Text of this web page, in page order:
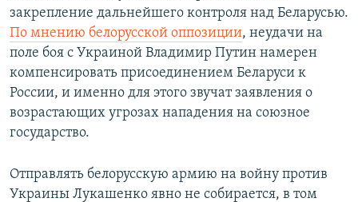
закрепление дальнейшего контроля над Беларусью.
По мнению белорусской оппозиции, неудачи на
поле боя с Украиной Владимир Путин намерен
компенсировать присоединением Беларуси к
России, и именно для этого звучат заявления о
возрастающих угрозах нападения на союзное
государство.
Отправлять белорусскую армию на войну против
Украины Лукашенко явно не собирается, в том